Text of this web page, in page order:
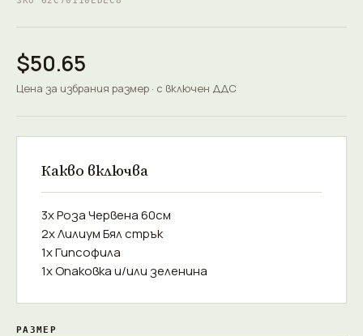
$50.65
Цена за избрания размер · с включен ДДС
Какво включва
3x Роза Червена 60см
2x Лилиум Бял стрък
1x Гипсофила
1x Опаковка и/или зеленина
РАЗМЕР